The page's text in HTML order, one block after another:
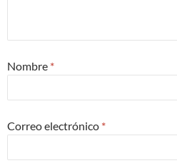
Nombre *
Correo electrónico *